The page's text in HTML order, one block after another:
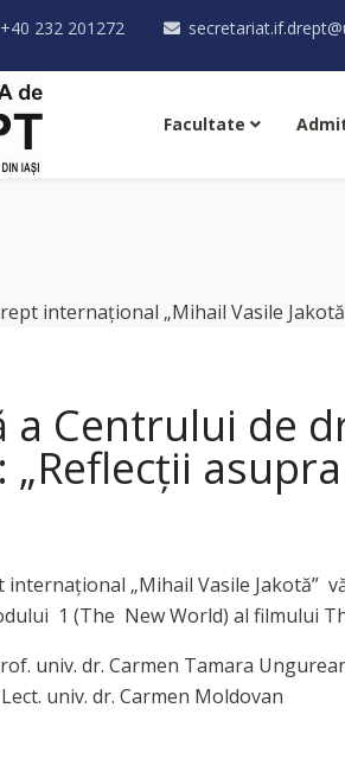
232 201272
Facultate
a Centrului de
„Reflecții
internațional „Mihail Vasile Jakotă”
1 (The New World) al filmului
univ. dr. Carmen Tamara
dr. Carmen Moldovan